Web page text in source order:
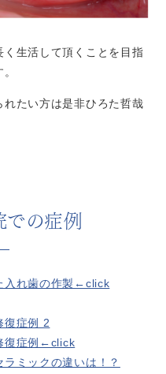
生活して頂くことを目指
たい方は是非ひろた哲哉
での症例
入れ歯の作製←click
復症例 2
復症例←click
ミックの違いは！？